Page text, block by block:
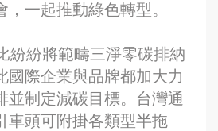
一起推動綠色轉型。
紛紛將範疇三淨零碳排納
國際企業與品牌都加大力
並制定減碳目標。台灣通
車頭可附掛各類型半拖